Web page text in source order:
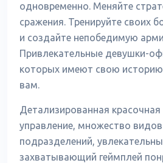
одновременно. Меняйте
сражения. Тренируйте своих
и создайте непобедимую
Привлекательные девушки-
которых имеют свою историю
вам.
Детализированная красочная
управление, множество видов
подразделений,
захватывающий геймплей